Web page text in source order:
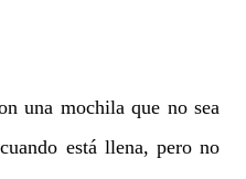
una mochila que no sea
está llena, pero no